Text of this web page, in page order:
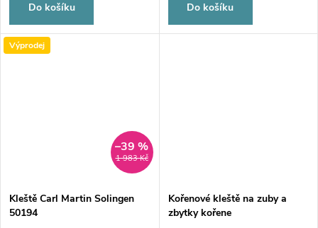
Do košíku Do košíku
Výprodej
1 983 Kč
–39 %
Kleště Carl Martin Solingen
50194
Kořenové kleště na zuby a
zbytky kořene